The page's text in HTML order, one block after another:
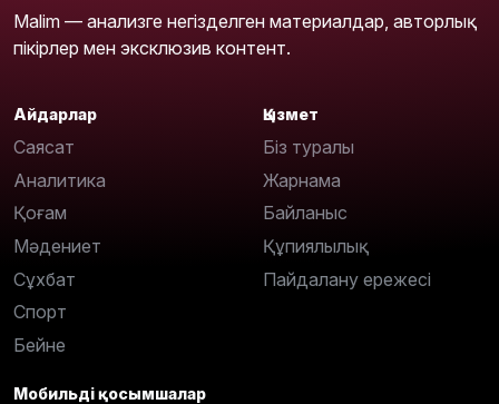
Malim — анализге негізделген материалдар, авторлық
пікірлер мен эксклюзив контент.
Айдарлар
Саясат
Аналитика
Қоғам
Мәдениет
Сұхбат
Спорт
Бейне
Қызмет
Біз туралы
Жарнама
Байланыс
Құпиялылық
Пайдалану ережесі
Мобильді қосымшалар